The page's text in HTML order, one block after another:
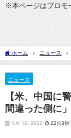
※本ページはプロモ
ホーム ニュース
側に」』についてTwitter
ニュース
【米、中国に
間違った側に
6月 16, 2022 22分3秒